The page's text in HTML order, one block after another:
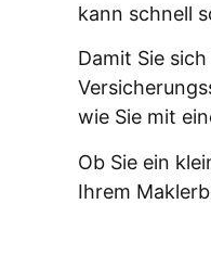
kann schnell
Damit Sie
wie Sie mit
Ob Sie ein
Ihrem